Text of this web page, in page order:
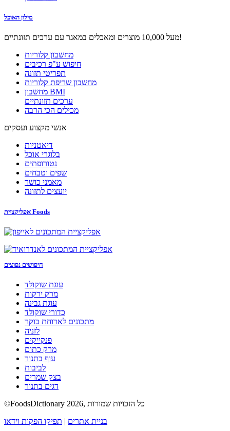
מילון האוכל
מעל 10,000 מוצרים ומאכלים במאגר עם ערכים תזונתיים!
מחשבון קלוריות
חיפוש ע"פ רכיבים
תפריטי תזונה
מחשבון שריפת קלוריות
מחשבון BMI
ערכים תזונתיים
מכילים הכי הרבה
אנשי מקצוע ועסקים
דיאטניות
בלוגרי אוכל
נטורופתים
שפים וטבחים
מאמני כושר
יועצים לתזונה
אפליקציית Foods
חיפושים נפוצים
עוגת שוקולד
מרק ירקות
עוגת גבינה
כדורי שוקולד
מתכונים לארוחת בוקר
לזניה
פנקייקים
מרק כתום
עוף בתנור
לביבות
בצק שמרים
דגים בתנור
©FoodsDictionary 2026, כל הזכויות שמורות
בניית אתרים | תפיקו הפקות וידאו